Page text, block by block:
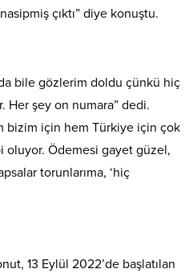
çıktı” diye konuştu.
bile gözlerim doldu çünkü hiç
Her şey on numara” dedi.
bizim için hem Türkiye için çok
oluyor. Ödemesi gayet güzel,
torunlarıma, ‘hiç
13 Eylül 2022’de başlatılan